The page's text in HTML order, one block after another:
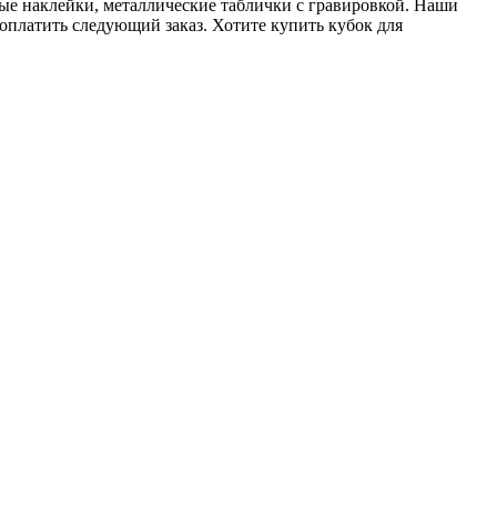
наклейки, металлические таблички с гравировкой. Наши
следующий заказ. Хотите купить кубок для